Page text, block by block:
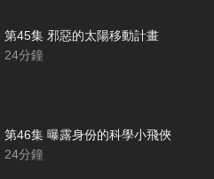
第45集 邪惡的太陽移動計畫
24分鐘
第46集 曝露身份的科學小飛俠
24分鐘